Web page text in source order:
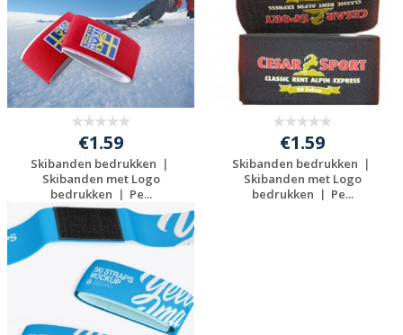
€1.59
Skibanden bedrukken ｜
Skibanden met Logo
bedrukken ｜ Pe...
Gratis offerte
aanvragen
€1.59
Skibanden bedrukken ｜
Skibanden met Logo
bedrukken ｜ Pe...